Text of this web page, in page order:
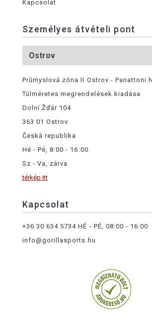
Kapcsolat
Személyes átvételi pont
Průmyslová zóna II Ostrov - Panattoni
Túlméretes megrendelések kiadása
Dolní Žďár 104
363 01 Ostrov
Česká republika
Hé - Pé, 8:00 - 16:00
Sz - Va, zárva
térkép itt
Kapcsolat
+36 30 634 5734 HÉ - PÉ, 08:00 - 16:00
info@gorillasports.hu